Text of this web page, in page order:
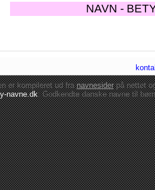
NAVN -
er kompileret ud franavnesiderpå nettet
navne.dk: Godkendte danskenavne til børn